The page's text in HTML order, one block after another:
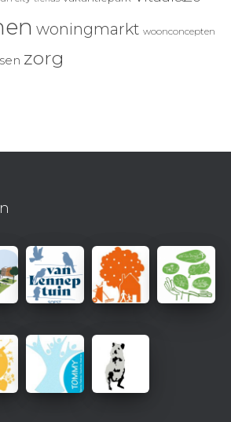
woningmarkt woonconcepten
zorg